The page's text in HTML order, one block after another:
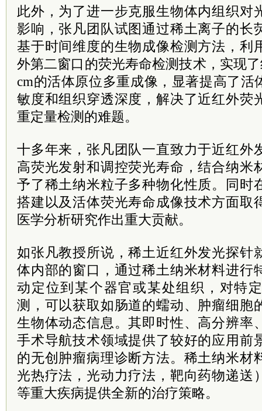
此外，为了进一步克服生物体内组织对
影响，张凡团队试图通过稀土离子的长
基于时间维度的生物成像检测方法，利
外第二窗口的荧光寿命检测技术，实现
cm的活体原位多重成像，显著提高了活
敏度和组织穿透深度，解决了近红外荧
重定量检测的难题。
十多年来，张凡团队一直致力于近红外
高荧光发射和调控荧光寿命，结合纳米
予了稀土纳米粒子多种物化性质。同时
搭建以及活体荧光寿命成像技术方面取
医学分析研究作出重大贡献。
如张凡教授所说，稀土近红外发光探针
体内部的窗口，通过稀土纳米材料进行
动定位到某个器官或某处组织，对特
测，可以获取如肠道的蠕动、肿瘤细胞
生物体动态信息。其即时性、高分辨率
手术导航技术领域提供了较好的应用前
的无创肿瘤病理诊断方法。稀土纳米材
光热疗法，光动力疗法，靶向药物递送
等重大疾病提供全新的治疗策略。